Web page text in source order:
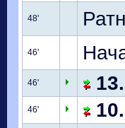
48'
46'
46'
46'